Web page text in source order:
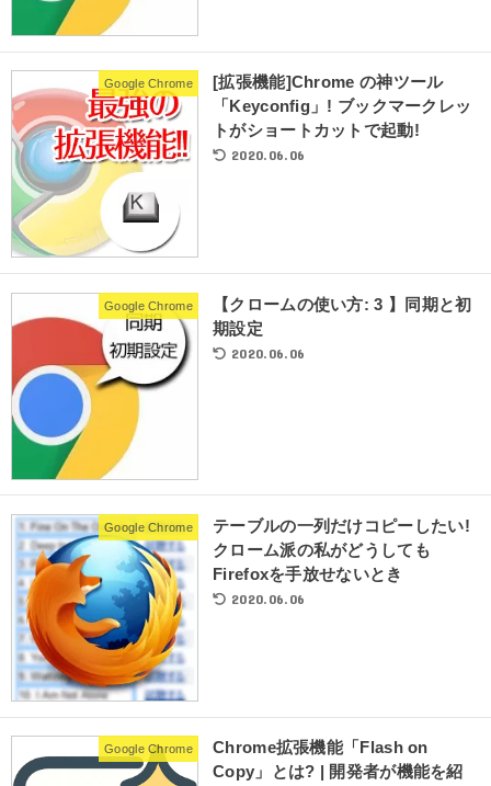
Google Chrome
[拡張機能]Chrome の神ツール
「Keyconfig」! ブックマークレッ
トがショートカットで起動!
2020.06.06
Google Chrome
【クロームの使い方: 3 】同期と初
期設定
2020.06.06
Google Chrome
テーブルの一列だけコピーしたい!
クローム派の私がどうしても
Firefoxを手放せないとき
2020.06.06
Google Chrome
Chrome拡張機能「Flash on
Copy」とは? | 開発者が機能を紹